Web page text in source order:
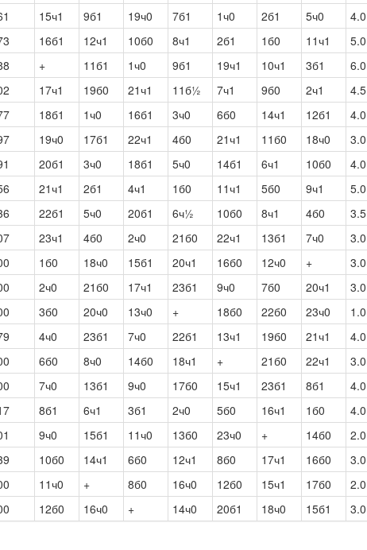
15ч1 9б1 19ч0 7б1 1ч0 2б1 5ч0 4.0
16б1 12ч1 10б0 8ч1 2б1 1б0 11ч1 5.0
+ 11б1 1ч0 9б1 19ч1 10ч1 3б1 6.0
17ч1 19б0 21ч1 11б½ 7ч1 9б0 2ч1 4.5
18б1 1ч0 16б1 3ч0 6б0 14ч1 12б1 4.0
19ч0 17б1 22ч1 4б0 21ч1 11б0 18ч0 3.0
20б1 3ч0 18б1 5ч0 14б1 6ч1 10б0 4.0
21ч1 2б1 4ч1 1б0 11ч1 5б0 9ч1 5.0
22б1 5ч0 20б1 6ч½ 10б0 8ч1 4б0 3.5
23ч1 4б0 2ч0 21б0 22ч1 13б1 7ч0 3.0
1б0 18ч0 15б1 20ч1 16б0 12ч0 + 3.0
2ч0 21б0 17ч1 23б1 9ч0 7б0 20ч1 3.0
3б0 20ч0 13ч0 + 18б0 22б0 23ч0 1.0
4ч0 23б1 7ч0 22б1 13ч1 19б0 21ч1 4.0
6б0 8ч0 14б0 18ч1 + 21б0 22ч1 3.0
7ч0 13б1 9ч0 17б0 15ч1 23б1 8б1 4.0
8б1 6ч1 3б1 2ч0 5б0 16ч1 1б0 4.0
9ч0 15б1 11ч0 13б0 23ч0 + 14б0 2.0
10б0 14ч1 6б0 12ч1 8б0 17ч1 16б0 3.0
11ч0 + 8б0 16ч0 12б0 15ч1 17б0 2.0
12б0 16ч0 + 14ч0 20б1 18ч0 15б1 3.0